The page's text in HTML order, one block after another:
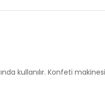
kullanılır. Konfeti